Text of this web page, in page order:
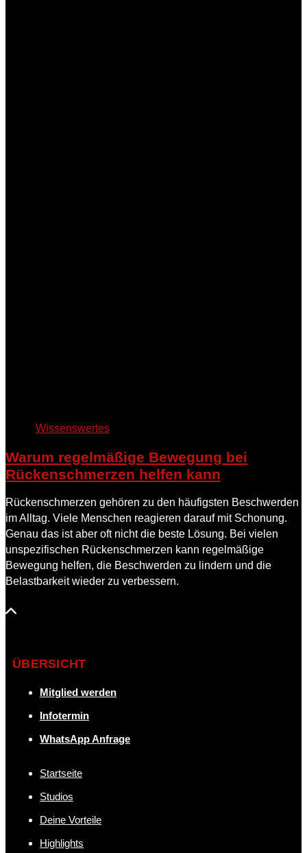
Wissenswertes
Warum regelmäßige Bewegung bei
Rückenschmerzen helfen kann
Rückenschmerzen gehören zu den häufigsten Beschwerden
im Alltag. Viele Menschen reagieren darauf mit Schonung.
Genau das ist aber oft nicht die beste Lösung. Bei vielen
unspezifischen Rückenschmerzen kann regelmäßige
Bewegung helfen, die Beschwerden zu lindern und die
Belastbarkeit wieder zu verbessern.
ÜBERSICHT
Mitglied werden
Infotermin
WhatsApp Anfrage
Startseite
Studios
Deine Vorteile
Highlights